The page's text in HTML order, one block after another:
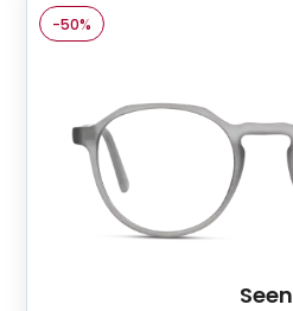
-50%
Seen